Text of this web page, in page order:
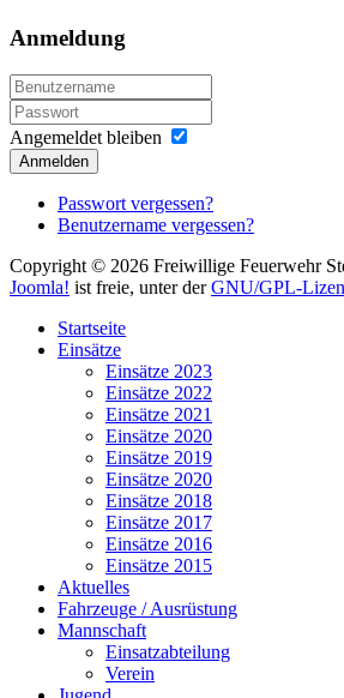
Anmeldung
Angemeldet bleiben
Anmelden
Passwort vergessen?
Benutzername vergessen?
Copyright © 2026 Freiwillige Feuerwehr
Joomla! ist freie, unter derGNU/GPL-
Startseite
Einsätze
Einsätze 2023
Einsätze 2022
Einsätze 2021
Einsätze 2020
Einsätze 2019
Einsätze 2020
Einsätze 2018
Einsätze 2017
Einsätze 2016
Einsätze 2015
Aktuelles
Fahrzeuge / Ausrüstung
Mannschaft
Einsatzabteilung
Verein